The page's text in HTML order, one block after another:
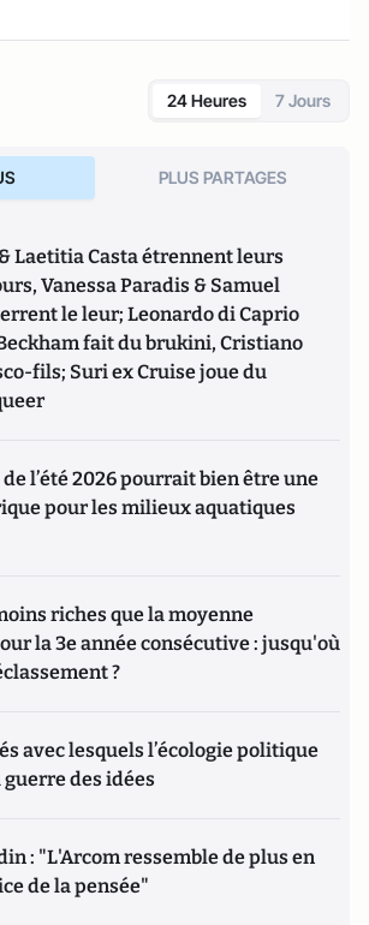
24 Heures 7 Jours
PLUS PARTAGES
Laetitia Casta étrennent leurs
Vanessa Paradis & Samuel
le leur; Leonardo di Caprio
fait du brukini, Cristiano
fils; Suri ex Cruise joue du
l’été 2026 pourrait bien être une
pour les milieux aquatiques
riches que la moyenne
la 3e année consécutive : jusqu'où
?
avec lesquels l’écologie politique
des idées
: "L'Arcom ressemble de plus en
de la pensée"